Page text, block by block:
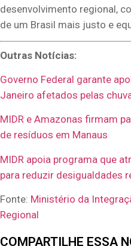
desenvolvimento regional,
de um Brasil mais justo e
Outras Notícias:
Governo Federal garante
Janeiro afetados pelas
MIDR e Amazonas firmam
de resíduos em Manaus
MIDR apoia programa que
para reduzir desigualdades
Fonte: Ministério da
Regional
COMPARTILHE ESSA